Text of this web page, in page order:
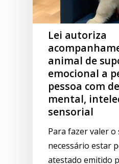
Lei autoriza
animal de
emocional a
pessoa com
mental,
sensorial
Para fazer valer o
necessário estar
atestado emitido